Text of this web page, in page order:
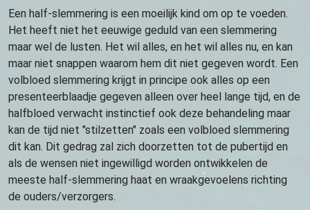
Een half-slemmering is een moeilijk kind om op te voeden.
Het heeft niet het eeuwige geduld van een slemmering
maar wel de lusten. Het wil alles, en het wil alles nu, en kan
maar niet snappen waarom hem dit niet gegeven wordt. Een
volbloed slemmering krijgt in principe ook alles op een
presenteerblaadje gegeven alleen over heel lange tijd, en de
halfbloed verwacht instinctief ook deze behandeling maar
kan de tijd niet "stilzetten" zoals een volbloed slemmering
dit kan. Dit gedrag zal zich doorzetten tot de pubertijd en
als de wensen niet ingewilligd worden ontwikkelen de
meeste half-slemmering haat en wraakgevoelens richting
de ouders/verzorgers.